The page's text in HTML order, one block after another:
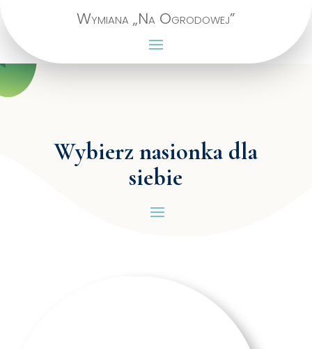
Wymiana „Na Ogrodowej”
Wybierz nasionka dla
siebie